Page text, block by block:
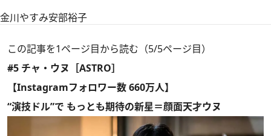
金川やすみ安部裕子
この記事を1ページ目から読む（5/5ページ目）
#5 チャ・ウヌ［ASTRO］
【Instagramフォロワー数 660万人】
“演技ドル”で もっとも期待の新星＝顔面天才ウヌ